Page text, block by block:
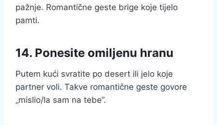
pažnje. Romantične geste brige koje tijelo
pamti.
14. Ponesite omiljenu hranu
Putem kući svratite po desert ili jelo koje
partner voli. Takve romantične geste govore
„mislio/la sam na tebe”.